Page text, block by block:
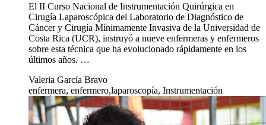
El II Curso Nacional de Instrumentación Quirúrgica en
Cirugía Laparoscópica del Laboratorio de Diagnóstico de
Cáncer y Cirugía Mínimamente Invasiva de la Universidad de
Costa Rica (UCR), instruyó a nueve enfermeras y enfermeros
sobre esta técnica que ha evolucionado rápidamente en los
últimos años. …
Valeria García Bravo
enfermera, enfermero,laparoscopía, Instrumentación